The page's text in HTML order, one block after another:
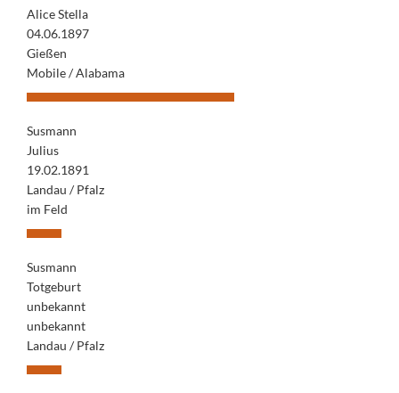
Alice Stella
04.06.1897
Gießen
Mobile / Alabama
Susmann
Julius
19.02.1891
Landau / Pfalz
im Feld
Susmann
Totgeburt
unbekannt
unbekannt
Landau / Pfalz